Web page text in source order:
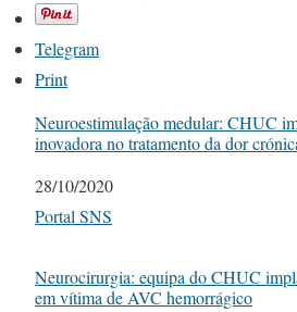
Telegram
Print
Neuroestimulação medular: CHUC
inovadora no tratamento da dor
Date
28/10/2020
In relation to
Portal SNS
Neurocirurgia: equipa do CHUC
em vítima de AVC hemorrágico